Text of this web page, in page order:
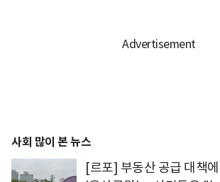
사회 많이 본 뉴스
[르포] 부동산 공급 대책